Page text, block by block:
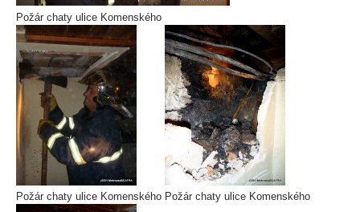
Požár chaty ulice Komenského
Požár chaty ulice Komenského Požár chaty ulice Komenského